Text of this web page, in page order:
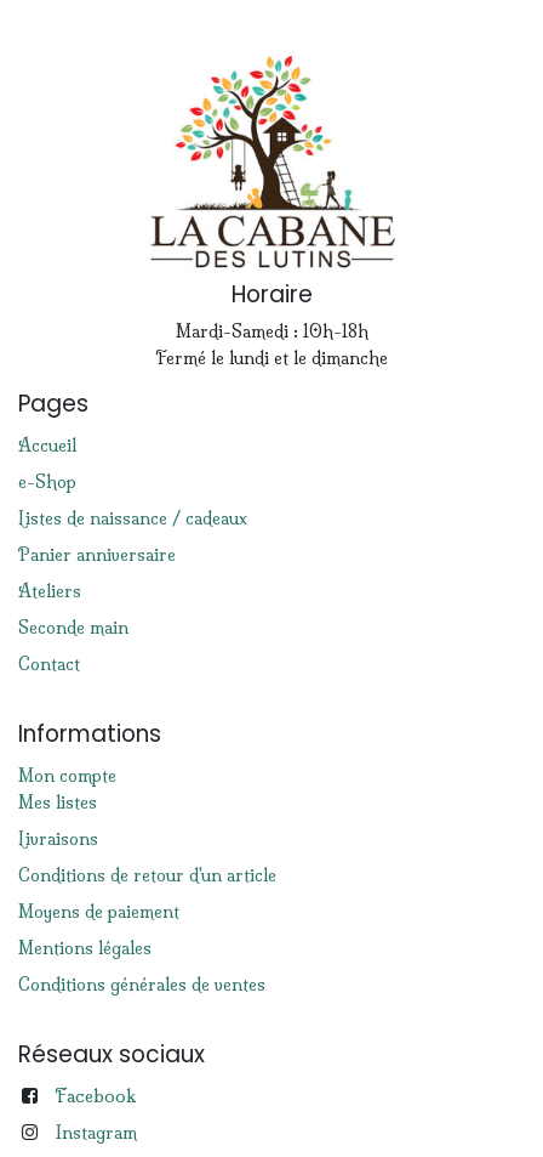
Horaire
Mardi-Samedi : 10h-18h
Fermé le lundi et le dimanche
Pages
Accueil
e-Shop
Listes de naissance / cadeaux
Panier anniversaire
Ateliers
Seconde main
Contact
Informations
Mon compte
Mes listes
Livraisons
Conditions de retour d'un article
Moyens de paiement
Mentions légales
Conditions générales de ventes
Réseaux sociaux
Facebook
Instagram